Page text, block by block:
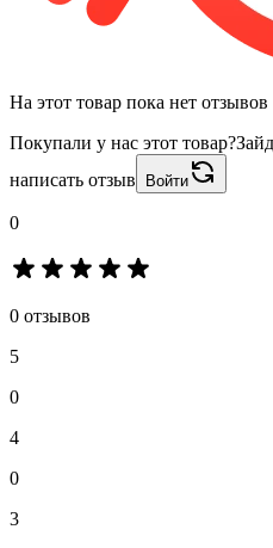
На этот товар пока нет отзывов
Покупали у нас этот товар?
написать отзыв
Войти
0
0 отзывов
5
0
4
0
3